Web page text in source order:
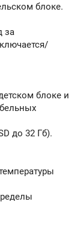
блоке.
за
блоке и
до 32 Гб).